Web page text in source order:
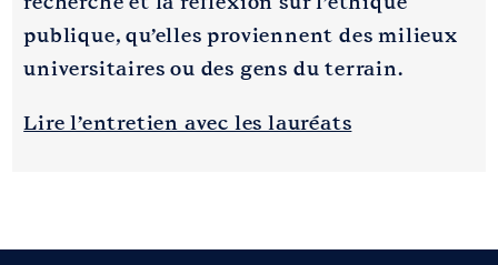
publique, qu’elles proviennent des milieux
universitaires ou des gens du terrain.
Lire l’entretien avec les lauréats